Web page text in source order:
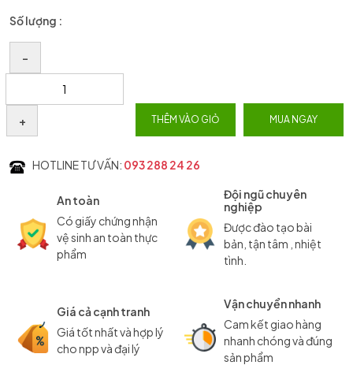
Số lượng :
–
+ THÊM VÀO GIỎ MUA NGAY
HOTLINE TƯ VẤN: 093 288 24 26
An toàn
Có giấy chứng nhận
vệ sinh an toàn thực
phẩm
Đội ngũ chuyên
nghiệp
Được đào tạo bài
bản, tận tâm , nhiệt
tình.
Giá cả cạnh tranh
Giá tốt nhất và hợp lý
cho npp và đại lý
Vận chuyển nhanh
Cam kết giao hàng
nhanh chóng và đúng
sản phẩm